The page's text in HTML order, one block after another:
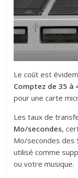
Le coût est
Comptez de 35 à
pour une carte
Les taux de
Mo/secondes,
Mo/secondes des
utilisé comme
ou votre musique.